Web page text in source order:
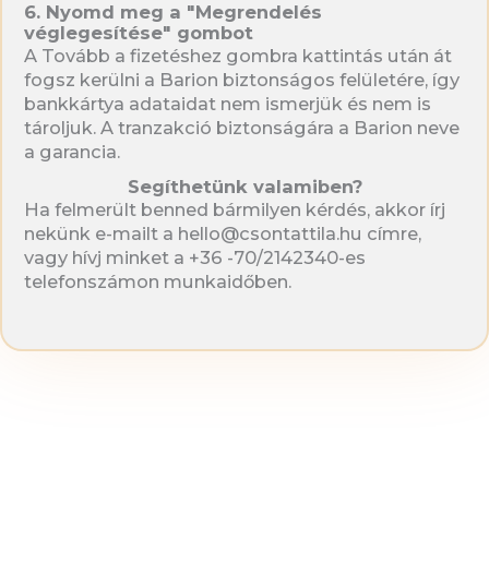
6. Nyomd meg a "Megrendelés
véglegesítése" gombot
A Tovább a fizetéshez gombra kattintás után át
fogsz kerülni a Barion biztonságos felületére, így
bankkártya adataidat nem ismerjük és nem is
tároljuk. A tranzakció biztonságára a Barion neve
a garancia.
Segíthetünk valamiben?
Ha felmerült benned bármilyen kérdés, akkor írj
nekünk e-mailt a hello@csontattila.hu címre,
vagy hívj minket a +36 -70/2142340-es
telefonszámon munkaidőben.